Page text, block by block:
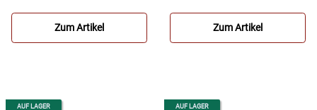
Zum Artikel Zum Artikel
AUF LAGER AUF LAGER